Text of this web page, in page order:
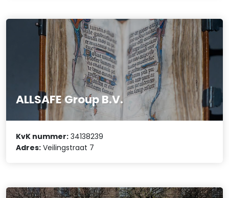
ALLSAFE Group B.V.
KvK nummer: 34138239
Adres: Veilingstraat 7